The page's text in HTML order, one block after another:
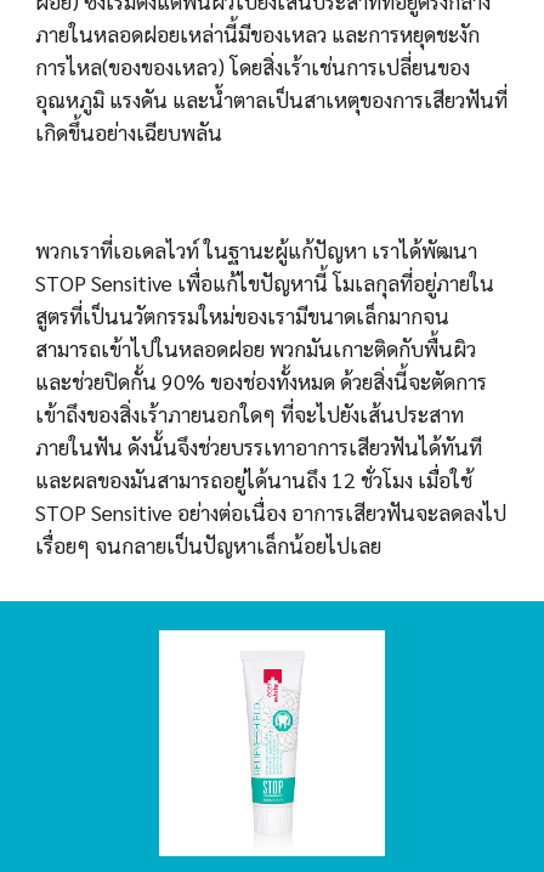
ภายในหลอดฝอยเหล่านี้มีของเหลว และการหยุดชะงัก
การไหล(ของของเหลว) โดยสิ่งเร้าเช่นการเปลี่ยนของ
อุณหภูมิ แรงดัน และน้ำตาลเป็นสาเหตุของการเสียวฟันที่
เกิดขึ้นอย่างเฉียบพลัน
พวกเราที่เอเดลไวท์ ในฐานะผู้แก้ปัญหา เราได้พัฒนา
STOP Sensitive เพื่อแก้ไขปัญหานี้ โมเลกุลที่อยู่ภายใน
สูตรที่เป็นนวัตกรรมใหม่ของเรามีขนาดเล็กมากจน
สามารถเข้าไปในหลอดฝอย พวกมันเกาะติดกับพื้นผิว
และช่วยปิดกั้น 90% ของช่องทั้งหมด ด้วยสิ่งนี้จะตัดการ
เข้าถึงของสิ่งเร้าภายนอกใดๆ ที่จะไปยังเส้นประสาท
ภายในฟัน ดังนั้นจึงช่วยบรรเทาอาการเสียวฟันได้ทันที
และผลของมันสามารถอยู่ได้นานถึง 12 ชั่วโมง เมื่อใช้
STOP Sensitive อย่างต่อเนื่อง อาการเสียวฟันจะลดลงไป
เรื่อยๆ จนกลายเป็นปัญหาเล็กน้อยไปเลย